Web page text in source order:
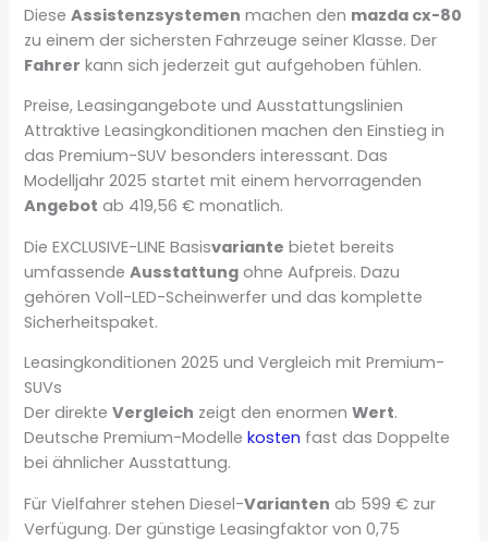
DieseAssistenzsystemen machen den mazda cx-80
zu einem der sichersten Fahrzeuge seiner Klasse. Der
Fahrer kann sich jederzeit gut aufgehoben fühlen.
Preise, Leasingangebote und Ausstattungslinien
Attraktive Leasingkonditionen machen den Einstieg in
das Premium-SUV besonders interessant. Das
Modelljahr 2025 startet mit einem hervorragenden
Angebot ab 419,56 € monatlich.
Die EXCLUSIVE-LINE Basisvariante bietet bereits
umfassendeAusstattung ohne Aufpreis. Dazu
gehören Voll-LED-Scheinwerfer und das komplette
Sicherheitspaket.
Leasingkonditionen 2025 und Vergleich mit Premium-
SUVs
Der direkteVergleich zeigt den enormenWert.
Deutsche Premium-Modellekosten fast das Doppelte
bei ähnlicher Ausstattung.
Für Vielfahrer stehen Diesel-Varianten ab 599 € zur
Verfügung. Der günstige Leasingfaktor von 0,75